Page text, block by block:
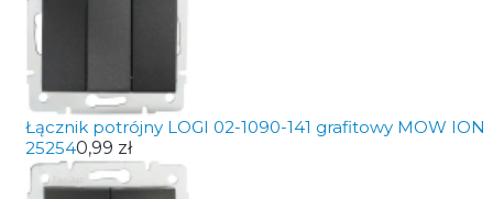
Łącznik potrójny LOGI 02-1090-141 grafitowy MOW ION
252540,99 zł